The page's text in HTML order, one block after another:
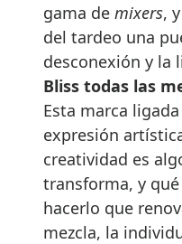
gama de mixers,
del tardeo una
desconexión y la
Bliss todas las
Esta marca
expresión
creatividad es
transforma, y
hacerlo que
mezcla, la